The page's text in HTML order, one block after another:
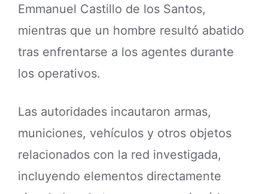
Emmanuel Castillo de los Santos,
mientras que un hombre resultó abatido
tras enfrentarse a los agentes durante
los operativos.
Las autoridades incautaron armas,
municiones, vehículos y otros objetos
relacionados con la red investigada,
incluyendo elementos directamente